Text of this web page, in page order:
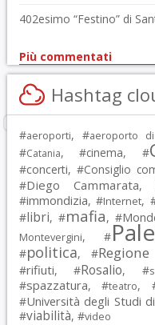
402esimo “Festino” di
Più commentati
Hashtag
#aeroporti, #aeroporto
#Catania, #cinema, #
#concerti, #Consiglio
#Diego Cammarata,
#immondizia, #Internet,
#libri, #mafia, #
Montevergini, #
#politica, #
#rifiuti, #Rosalio, #
#spazzatura, #teatro,
#Università degli Studi
#viabilità, #video